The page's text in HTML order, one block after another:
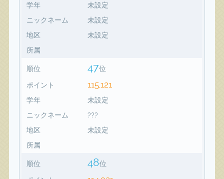
学年
未設定
ニックネーム
未設定
地区
未設定
所属
順位 47位
ポイント 115,121
学年
未設定
ニックネーム
???
地区
未設定
所属
順位 48位